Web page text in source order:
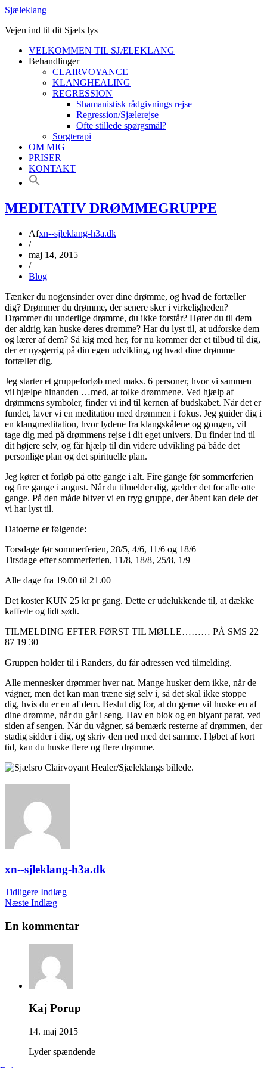
Sjæleklang
Vejen ind til dit Sjæls lys
VELKOMMEN TIL SJÆLEKLANG
Behandlinger
CLAIRVOYANCE
KLANGHEALING
REGRESSION
Shamanistisk rådgivnings rejse
Regression/Sjælerejse
Ofte stillede spørgsmål?
Sorgterapi
OM MIG
PRISER
KONTAKT
MEDITATIV DRØMMEGRUPPE
Afxn--sjleklang-h3a.dk
/
maj 14, 2015
/
Blog
Tænker du nogensinder over dine drømme, og hvad de fortæller
dig? Drømmer du drømme, der senere sker i virkeligheden?
Drømmer du underlige drømme, du ikke forstår? Hører du til dem
der aldrig kan huske deres drømme? Har du lyst til, at udforske dem
og lærer af dem? Så kig med her, for nu kommer der et tilbud til dig,
der er nysgerrig på din egen udvikling, og hvad dine drømme
fortæller dig.
Jeg starter et gruppeforløb med maks. 6 personer, hvor vi sammen
vil hjælpe hinanden …med, at tolke drømmene. Ved hjælp af
drømmens symboler, finder vi ind til kernen af budskabet. Når det er
fundet, laver vi en meditation med drømmen i fokus. Jeg guider dig i
en klangmeditation, hvor lydene fra klangskålene og gongen, vil
tage dig med på drømmens rejse i dit eget univers. Du finder ind til
dit højere selv, og får hjælp til din videre udvikling på både det
personlige plan og det spirituelle plan.
Jeg kører et forløb på otte gange i alt. Fire gange før sommerferien
og fire gange i august. Når du tilmelder dig, gælder det for alle otte
gange. På den måde bliver vi en tryg gruppe, der åbent kan dele det
vi har lyst til.
Datoerne er følgende:
Torsdage før sommerferien, 28/5, 4/6, 11/6 og 18/6
Tirsdage efter sommerferien, 11/8, 18/8, 25/8, 1/9
Alle dage fra 19.00 til 21.00
Det koster KUN 25 kr pr gang. Dette er udelukkende til, at dække
kaffe/te og lidt sødt.
TILMELDING EFTER FØRST TIL MØLLE……… PÅ SMS 22
87 19 30
Gruppen holder til i Randers, du får adressen ved tilmelding.
Alle mennesker drømmer hver nat. Mange husker dem ikke, når de
vågner, men det kan man træne sig selv i, så det skal ikke stoppe
dig, hvis du er en af dem. Beslut dig for, at du gerne vil huske en af
dine drømme, når du går i seng. Hav en blok og en blyant parat, ved
siden af sengen. Når du vågner, så bemærk resterne af drømmen, der
stadig sidder i dig, og skriv den ned med det samme. I løbet af kort
tid, kan du huske flere og flere drømme.
xn--sjleklang-h3a.dk
Tidligere Indlæg
Næste Indlæg
En kommentar
Kaj Porup
14. maj 2015
Lyder spændende